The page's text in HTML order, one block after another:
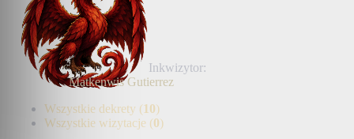
Inkwizytor:
Matkenwis Gutierrez
Wszystkie dekrety (10)
Wszystkie wizytacje (0)